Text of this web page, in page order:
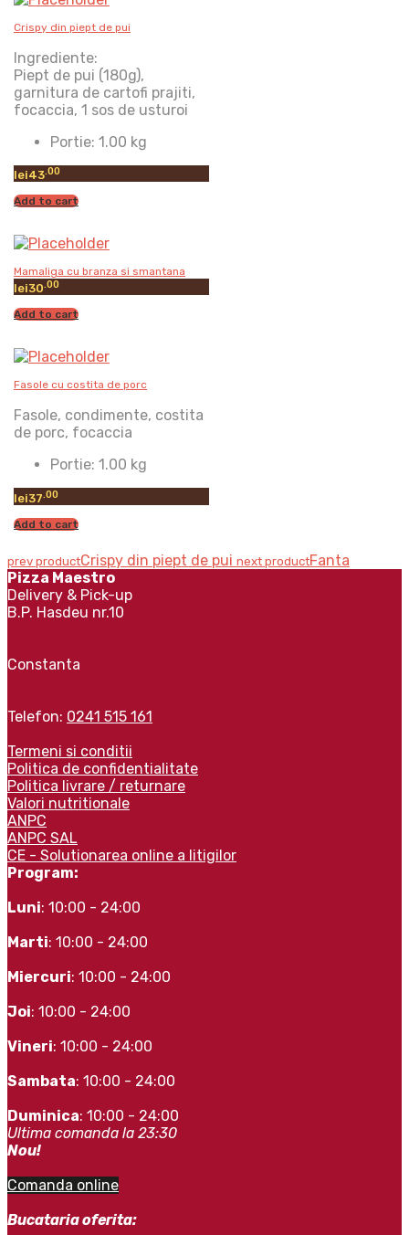
Crispy din piept de pui
Ingrediente:
Piept de pui (180g),
garnitura de cartofi prajiti,
focaccia, 1 sos de usturoi
Portie: 1.00 kg
lei43.00
Add to cart
Mamaliga cu branza si smantana
lei30.00
Add to cart
Fasole cu costita de porc
Fasole, condimente, costita
de porc, focaccia
Portie: 1.00 kg
lei37 .00
Add to cart
prev productCrispy din piept de pui next productFanta
Pizza Maestro
Delivery & Pick-up
B.P. Hasdeu nr.10
Constanta
Telefon: 0241 515 161
Termeni si conditii
Politica de confidentialitate
Politica livrare / returnare
Valori nutritionale
ANPC
ANPC SAL
CE - Solutionarea online a litigilor
Program:
Luni: 10:00 - 24:00
Marti: 10:00 - 24:00
Miercuri: 10:00 - 24:00
Joi: 10:00 - 24:00
Vineri: 10:00 - 24:00
Sambata: 10:00 - 24:00
Duminica: 10:00 - 24:00
Ultima comanda la 23:30
Nou!
Comanda online
Bucataria oferita: